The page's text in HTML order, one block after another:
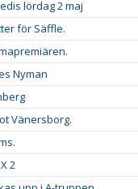
lördag 2 maj
för Säffle.
Nyman
Vänersborg.
2